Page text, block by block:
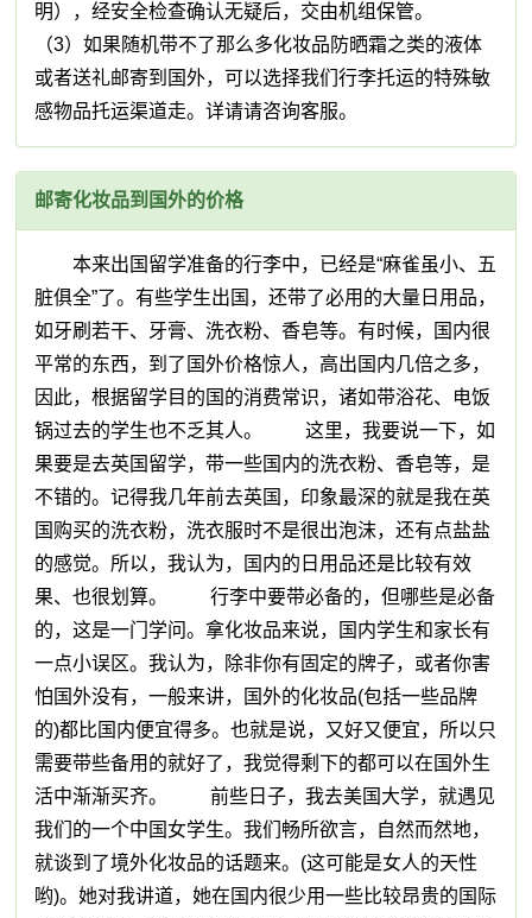
明），经安全检查确认无疑后，交由机组保管。
（3）如果随机带不了那么多化妆品防晒霜之类的液体
或者送礼邮寄到国外，可以选择我们行李托运的特殊敏
感物品托运渠道走。详请请咨询客服。
邮寄化妆品到国外的价格
本来出国留学准备的行李中，已经是“麻雀虽小、五
脏俱全”了。有些学生出国，还带了必用的大量日用品，
如牙刷若干、牙膏、洗衣粉、香皂等。有时候，国内很
平常的东西，到了国外价格惊人，高出国内几倍之多，
因此，根据留学目的国的消费常识，诸如带浴花、电饭
锅过去的学生也不乏其人。 这里，我要说一下，如
果要是去英国留学，带一些国内的洗衣粉、香皂等，是
不错的。记得我几年前去英国，印象最深的就是我在英
国购买的洗衣粉，洗衣服时不是很出泡沫，还有点盐盐
的感觉。所以，我认为，国内的日用品还是比较有效
果、也很划算。 行李中要带必备的，但哪些是必备
的，这是一门学问。拿化妆品来说，国内学生和家长有
一点小误区。我认为，除非你有固定的牌子，或者你害
怕国外没有，一般来讲，国外的化妆品(包括一些品牌
的)都比国内便宜得多。也就是说，又好又便宜，所以只
需要带些备用的就好了，我觉得剩下的都可以在国外生
活中渐渐买齐。 前些日子，我去美国大学，就遇见
我们的一个中国女学生。我们畅所欲言，自然而然地，
就谈到了境外化妆品的话题来。(这可能是女人的天性
哟)。她对我讲道，她在国内很少用一些比较昂贵的国际